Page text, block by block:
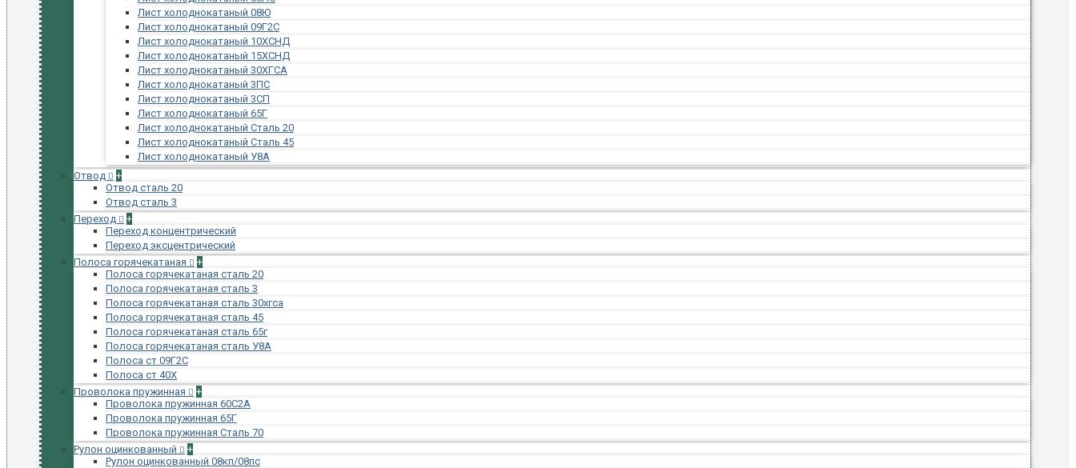
Лист холоднокатаный 08Ю
Лист холоднокатаный 09Г2С
Лист холоднокатаный 10ХСНД
Лист холоднокатаный 15ХСНД
Лист холоднокатаный 30ХГСА
Лист холоднокатаный 3ПС
Лист холоднокатаный 3СП
Лист холоднокатаный 65Г
Лист холоднокатаный Сталь 20
Лист холоднокатаный Сталь 45
Лист холоднокатаный У8А
Отвод
+
Отвод сталь 20
Отвод сталь 3
Переход
+
Переход концентрический
Переход эксцентрический
Полоса горячекатаная
+
Полоса горячекатаная сталь 20
Полоса горячекатаная сталь 3
Полоса горячекатаная сталь 30хгса
Полоса горячекатаная сталь 45
Полоса горячекатаная сталь 65г
Полоса горячекатаная сталь У8А
Полоса ст 09Г2С
Полоса ст 40Х
Проволока пружинная
+
Проволока пружинная 60С2А
Проволока пружинная 65Г
Проволока пружинная Сталь 70
Рулон оцинкованный
+
Рулон оцинкованный 08кп/08пс